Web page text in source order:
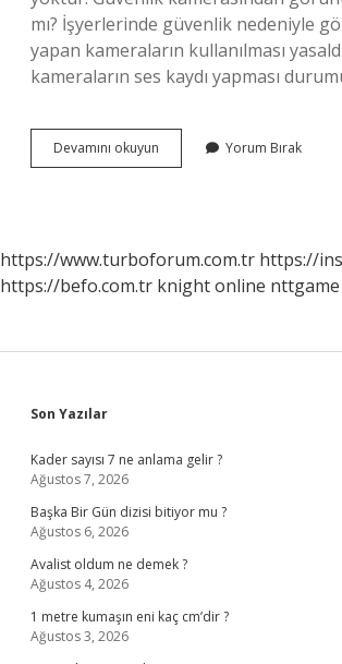
mı? İşyerlerinde güvenlik nedeniyle
yapan kameraların kullanılması
kameraların ses kaydı yapması
Devamını okuyun Apartman
Güvenlik
Yorum Bırak
https://www.turboforum.com.tr https://
https://befo.com.tr knight online nttgame
Sidebar
Son Yazılar
Kader sayısı 7 ne anlama gelir ?
Ağustos 7, 2026
Başka Bir Gün dizisi bitiyor mu ?
Ağustos 6, 2026
Avalist oldum ne demek ?
Ağustos 4, 2026
1 metre kumaşın eni kaç cm’dir ?
Ağustos 3, 2026